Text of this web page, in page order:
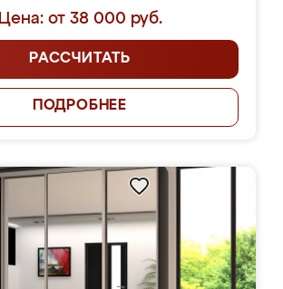
Цена: от 38 000 руб.
РАССЧИТАТЬ
ПОДРОБНЕЕ